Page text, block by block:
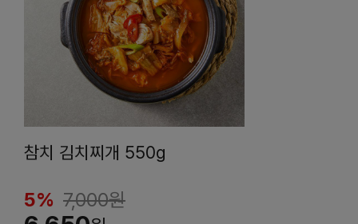
참치 김치찌개 550g
5% 7,000원